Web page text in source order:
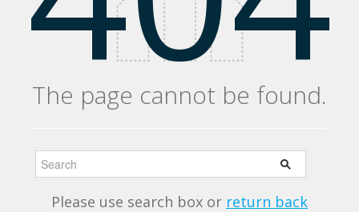
The page cannot be found.
Please use search box or return back